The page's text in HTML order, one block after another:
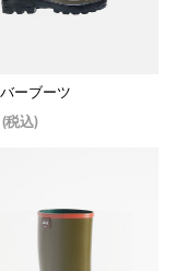
ーブーツ
(税込)